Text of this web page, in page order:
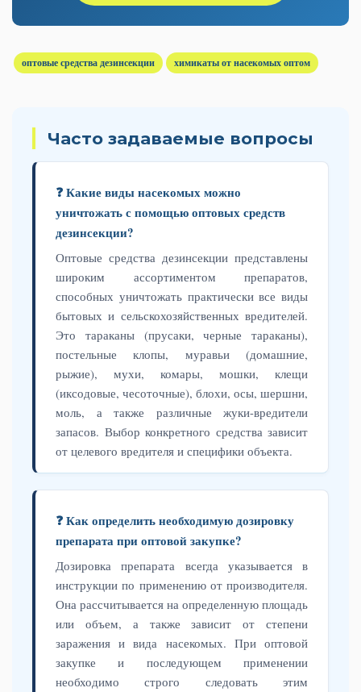
оптовые средства дезинсекции химикаты от насекомых оптом
Часто задаваемые вопросы
❓ Какие виды насекомых можно
уничтожать с помощью оптовых средств
дезинсекции?
Оптовые средства дезинсекции представлены
широким ассортиментом препаратов,
способных уничтожать практически все виды
бытовых и сельскохозяйственных вредителей.
Это тараканы (прусаки, черные тараканы),
постельные клопы, муравьи (домашние,
рыжие), мухи, комары, мошки, клещи
(иксодовые, чесоточные), блохи, осы, шершни,
моль, а также различные жуки-вредители
запасов. Выбор конкретного средства зависит
от целевого вредителя и специфики объекта.
❓ Как определить необходимую дозировку
препарата при оптовой закупке?
Дозировка препарата всегда указывается в
инструкции по применению от производителя.
Она рассчитывается на определенную площадь
или объем, а также зависит от степени
заражения и вида насекомых. При оптовой
закупке и последующем применении
необходимо строго следовать этим